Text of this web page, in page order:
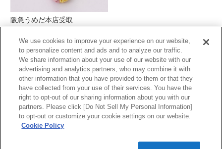
阪急うめだ本店受取
PCサイトを表示する
記載がない場合は「税込価格」です。
We use cookies to improve your experience on our website,
to personalize content and ads and to analyze our traffic.
We share information about your use of our website with our
advertising and analytics partners, who may combine it with
other information that you have provided to them or that they
have collected from your use of their services. You have the
right to opt-out of our sharing information about you with our
partners. Please click [Do Not Sell My Personal Information]
to opt-out or customize your cookie settings on our website.
Cookie Policy